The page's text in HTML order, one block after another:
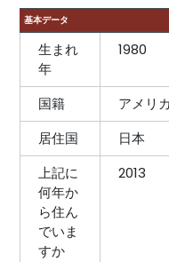
基本データ
生まれ
年
1980
国籍
アメリ
居住国
日本
上記に
何年か
ら住ん
でいま
すか
2013